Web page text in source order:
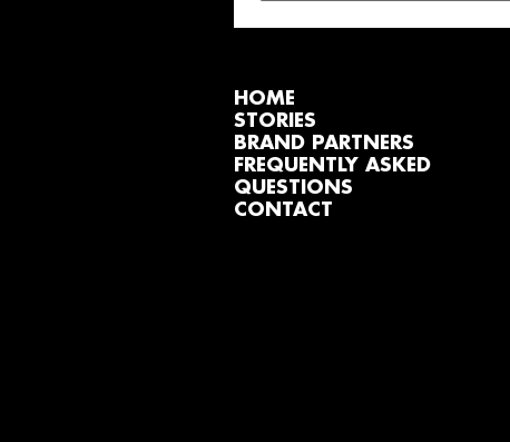
HOME
STORIES
BRAND PARTNERS
FREQUENTLY ASKED
QUESTIONS
CONTACT